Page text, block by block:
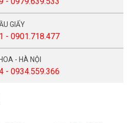
GIẤY
- 0901.718.477
- HÀ NỘI
- 0934.559.366